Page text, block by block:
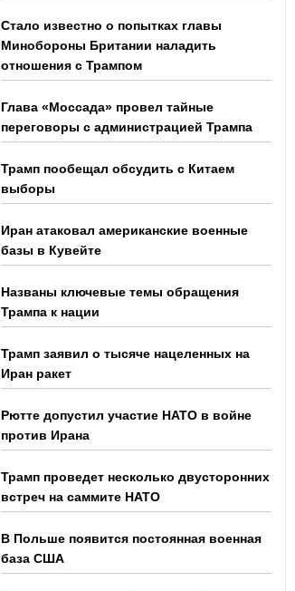
Стало известно о попытках главы
Минобороны Британии наладить
отношения с Трампом
Глава «Моссада» провел тайные
переговоры с администрацией Трампа
Трамп пообещал обсудить с Китаем
выборы
Иран атаковал американские военные
базы в Кувейте
Названы ключевые темы обращения
Трампа к нации
Трамп заявил о тысяче нацеленных на
Иран ракет
Рютте допустил участие НАТО в войне
против Ирана
Трамп проведет несколько двусторонних
встреч на саммите НАТО
В Польше появится постоянная военная
база США